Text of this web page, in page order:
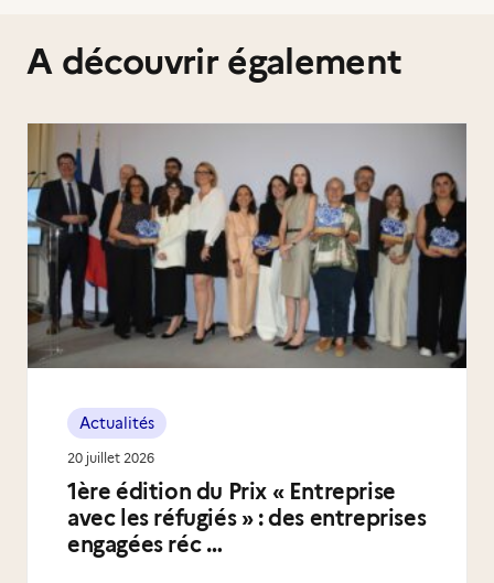
A découvrir également
1ère édition du Prix « Entreprise
avec les réfugiés » : des entreprises
engagées réc …
Actualités
20 juillet 2026